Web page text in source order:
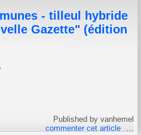
- tilleul hybride
Gazette" (édition
Published by vanhemel
commenter cet article